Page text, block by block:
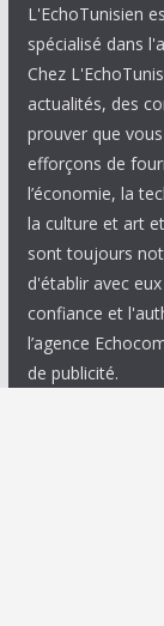
L'EchoTunisien
spécialisé dans
Chez
actualités, des
prouver que
efforçons de
l’économie, la
la culture et art
sont toujours
d'établir avec
confiance et
l’agence
de publicité.